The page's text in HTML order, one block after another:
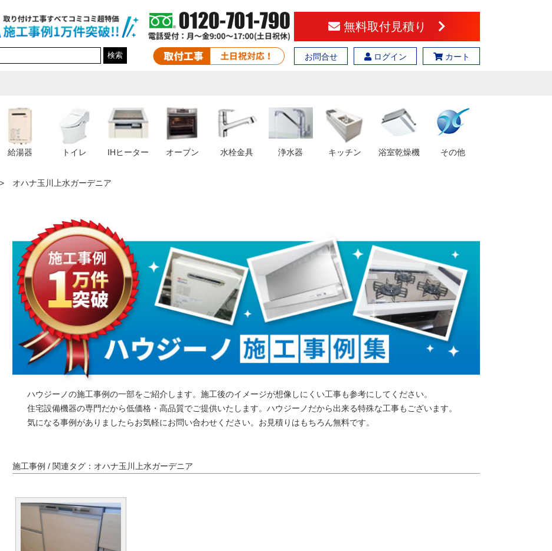
検索
無料取付見積り
お問合せ ログイン カート
給湯器 トイレ IHヒーター オーブン 水栓金具 浄水器 キッチン 浴室乾燥機 その他
オハナ玉川上水ガーデニア
ハウジーノの施工事例の一部をご紹介します。施工後のイメージが想像しにくい工事も参考にしてください。
住宅設備機器の専門だから低価格・高品質でご提供いたします。ハウジーノだから出来る特殊な工事もございます。
気になる事例がありましたらお気軽にお問い合わせください。お見積りはもちろん無料です。
施工事例 / 関連タグ：オハナ玉川上水ガーデニア